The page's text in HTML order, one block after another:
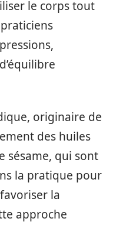
le corps tout
originaire de
des huiles
sésame, qui sont
la pratique pour
la
approche